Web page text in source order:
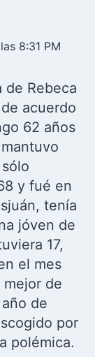
8:31 PM
de Rebeca
acuerdo
62 años
y fué en
tenía
jóven de
17,
el mes
de
de
por
polémica.